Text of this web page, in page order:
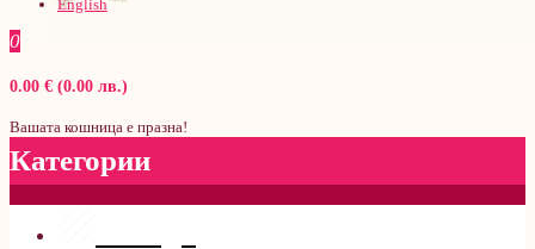
English
0
0.00 € (0.00 лв.)
Вашата кошница е празна!
Категории